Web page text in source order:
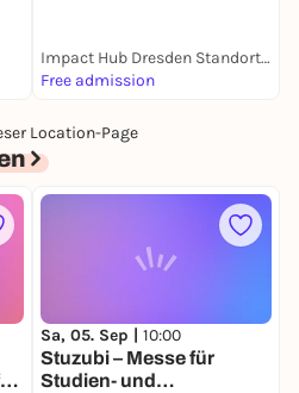
Impact Hub Dresden Standort Galerie
Free admission
Location-Page
Sa, 05. Sep | 10:00
Stuzubi – Messe für
Studien- und